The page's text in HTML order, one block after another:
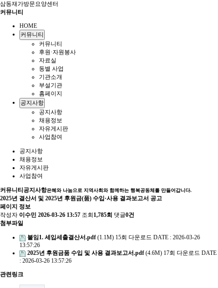
삼동재가방문요양센터
커뮤니티
HOME
커뮤니티
커뮤니티
후원·자원봉사
자료실
동별 사업
기관소개
부설기관
홈페이지
공지사항
공지사항
채용정보
자유게시판
사업참여
공지사항
채용정보
자유게시판
사업참여
커뮤니티 공지사항은혜와 나눔으로 지역사회와 함께하는 행복공동체를 만들어갑니다.
2025년 결산서 및 2025년 후원금(품) 수입·사용 결과보고서 공고
페이지 정보
작성자 이수민 2026-03-26 13:57 조회 1,785회 댓글0건
첨부파일
붙임1. 세입세출결산서.pdf(1.1M) 15회 다운로드 DATE : 2026-03-26
13:57:26
2025년 후원금품 수입 및 사용 결과보고서.pdf(4.6M) 17회 다운로드 DATE
: 2026-03-26 13:57:26
관련링크